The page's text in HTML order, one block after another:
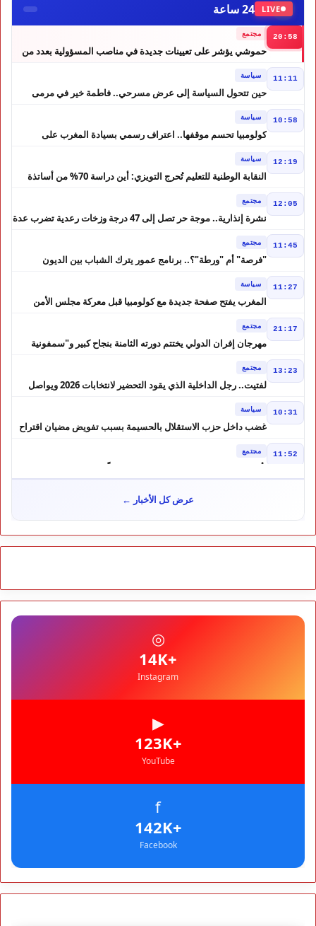
LIVE 24 ساعة
20:58 مجتمع
حموشي يؤشر على تعيينات جديدة في مناصب المسؤولية بعدد من
11:11 سياسة
حين تتحول السياسة إلى عرض مسرحي.. فاطمة خير في مرمى
10:58 سياسة
كولومبيا تحسم موقفها.. اعتراف رسمي بسيادة المغرب على
12:19 سياسة
النقابة الوطنية للتعليم تُحرج التويزي: أين دراسة 70% من أساتذة
12:05 مجتمع
نشرة إنذارية.. موجة حر تصل إلى 47 درجة وزخات رعدية تضرب عدة
11:45 مجتمع
"فرصة" أم "ورطة"؟.. برنامج عمور يترك الشباب بين الديون
11:27 سياسة
المغرب يفتح صفحة جديدة مع كولومبيا قبل معركة مجلس الأمن
21:17 مجتمع
مهرجان إفران الدولي يختتم دورته الثامنة بنجاح كبير و"سمفونية
13:23 مجتمع
لفتيت.. رجل الداخلية الذي يقود التحضير لانتخابات 2026 ويواصل
10:31 سياسة
غضب داخل حزب الاستقلال بالحسيمة بسبب تفويض مضيان اقتراح
11:52 مجتمع
تأجيل محاكمة "إسكوبار الصحراء" استئنافياً واستدعاء جميع المتهمين
في حالة سراح
شوكي يعيد وعود الأحرار.. والمغاربة يطالبون بحساب وعود 2021
10:06 مجتمع
كارثة سبتة تتفاقم.. انتشال جثث جديدة واستمرار البحث عن هويات
مجتمع
عرض كل الأخبار ←
◎
+14K
Instagram
▶
+123K
YouTube
f
+142K
Facebook